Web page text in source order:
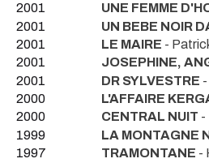
2001
UNE FEMME
2001
UN BEBE NOIR
2001
LE MAIRE -
2001
JOSEPHINE,
2001
DR SYLVESTRE
2000
L'AFFAIRE
2000
CENTRAL NUIT -
1999
LA MONTAGNE
1997
TRAMONTANE -